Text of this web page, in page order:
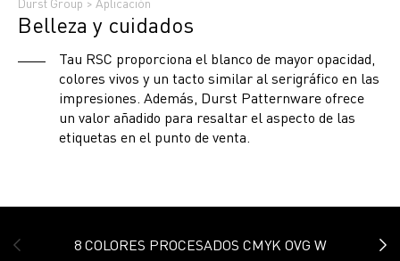
Belleza y cuidados
Tau RSC proporciona el blanco de mayor opacidad,
colores vivos y un tacto similar al serigráfico en las
impresiones. Además, Durst Patternware ofrece
un valor añadido para resaltar el aspecto de las
etiquetas en el punto de venta.
8 COLORES PROCESADOS CMYK OVG W